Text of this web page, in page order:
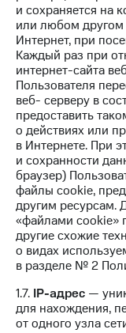
Выберите
и
ТВ
с
тарифом
Тарифы
Интернет,
ТВ и
для дома
Услуги
Акции
Домашнее
ТВ
кабинет
ТВ
Скачать
Мой
МТС
Акции
для дома
290 ₽/
мес
МТС
Premium
Подписка
на
интернета,
и сохраняется на
или любом другом
Интернет, при
Каждый раз при
интернет-сайта
Пользователя
веб- серверу в
предоставить
о действиях или
в Интернете. При
и сохранности
браузер)
файлы cookie,
другим ресурсам.
«файлами cookie»
другие схожие
о видах
в разделе № 2
1.7. IP-адрес —
для нахождения,
от одного узла